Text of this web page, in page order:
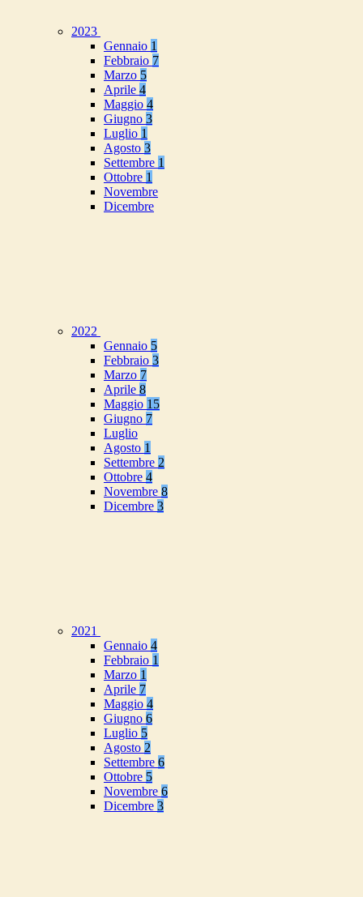
2023
Gennaio 1
Febbraio 7
Marzo 5
Aprile 4
Maggio 4
Giugno 3
Luglio 1
Agosto 3
Settembre 1
Ottobre 1
Novembre
Dicembre
2022
Gennaio 5
Febbraio 3
Marzo 7
Aprile 8
Maggio 15
Giugno 7
Luglio
Agosto 1
Settembre 2
Ottobre 4
Novembre 8
Dicembre 3
2021
Gennaio 4
Febbraio 1
Marzo 1
Aprile 7
Maggio 4
Giugno 6
Luglio 5
Agosto 2
Settembre 6
Ottobre 5
Novembre 6
Dicembre 3